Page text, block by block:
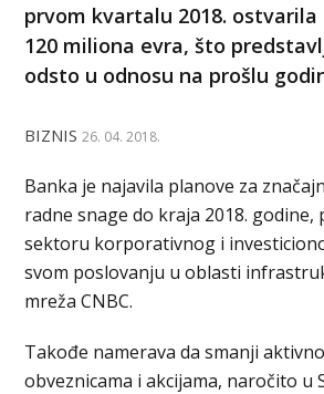
prvom kvartalu 2018.
120 miliona evra, što
odsto u odnosu na prošlu
BIZNIS 26. 04. 2018.
Banka je najavila planove za
radne snage do kraja 2018. godine,
sektoru korporativnog i
svom poslovanju u oblasti
mreža CNBC.
Takođe namerava da smanji
obveznicama i akcijama, naročito u